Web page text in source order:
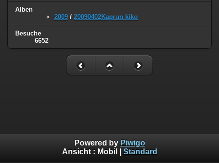
Alben
2009 / 20090402Kaprun kiko
Besuche
6652
Powered by Piwigo
Ansicht : Mobil Standard